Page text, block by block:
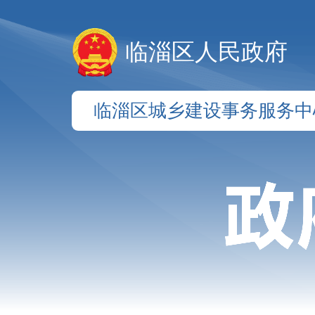
临淄区人民政府
临淄区城乡建设事务服务